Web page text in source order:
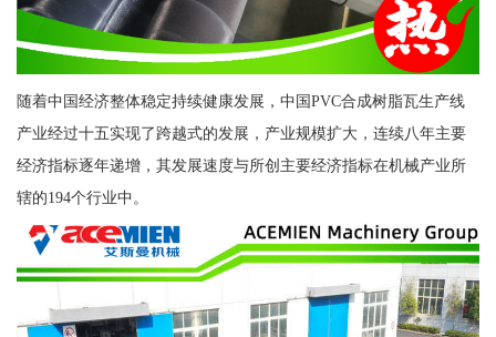
随着中国经济整体稳定持续健康发展，中国PVC合成树脂瓦生产线
产业经过十五实现了跨越式的发展，产业规模扩大，连续八年主要
经济指标逐年递增，其发展速度与所创主要经济指标在机械产业所
辖的194个行业中。